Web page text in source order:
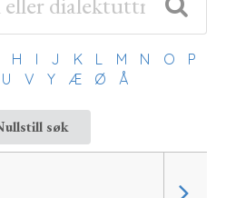
H I J K L M N O
P
U V Y Æ Ø Å
søk